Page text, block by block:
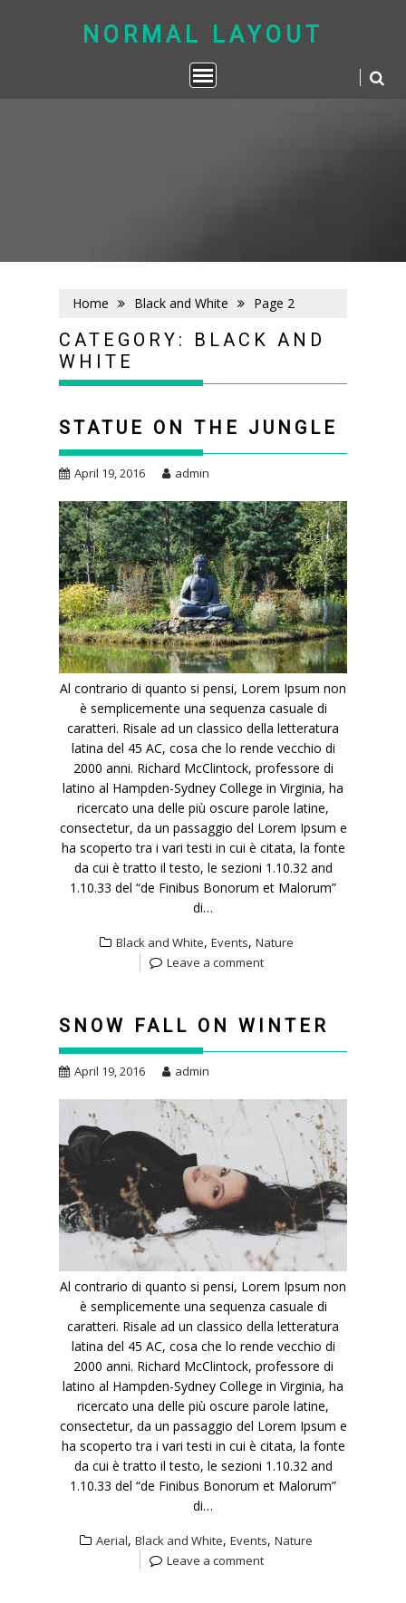
to
content
NORMAL LAYOUT
Home Black and White Page 2
CATEGORY: BLACK AND
WHITE
STATUE ON THE JUNGLE
April 19, 2016 admin
Al contrario di quanto si pensi, Lorem Ipsum non
è semplicemente una sequenza casuale di
caratteri. Risale ad un classico della letteratura
latina del 45 AC, cosa che lo rende vecchio di
2000 anni. Richard McClintock, professore di
latino al Hampden-Sydney College in Virginia, ha
ricercato una delle più oscure parole latine,
consectetur, da un passaggio del Lorem Ipsum e
ha scoperto tra i vari testi in cui è citata, la fonte
da cui è tratto il testo, le sezioni 1.10.32 and
1.10.33 del “de Finibus Bonorum et Malorum”
di…
Black and White, Events, Nature
Leave a comment
SNOW FALL ON WINTER
April 19, 2016 admin
Al contrario di quanto si pensi, Lorem Ipsum non
è semplicemente una sequenza casuale di
caratteri. Risale ad un classico della letteratura
latina del 45 AC, cosa che lo rende vecchio di
2000 anni. Richard McClintock, professore di
latino al Hampden-Sydney College in Virginia, ha
ricercato una delle più oscure parole latine,
consectetur, da un passaggio del Lorem Ipsum e
ha scoperto tra i vari testi in cui è citata, la fonte
da cui è tratto il testo, le sezioni 1.10.32 and
1.10.33 del “de Finibus Bonorum et Malorum”
di…
Aerial, Black and White, Events, Nature
Leave a comment